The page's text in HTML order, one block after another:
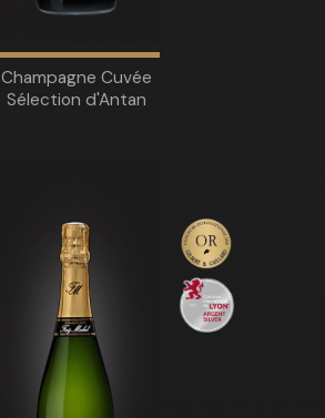
Champagne Cuvée
Sélection d'Antan